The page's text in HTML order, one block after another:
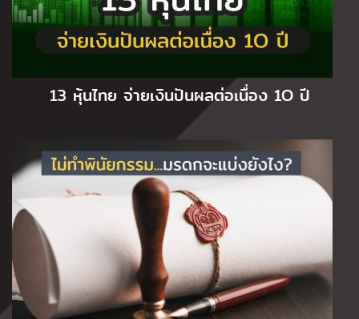
13 หุ้นไทย จ่ายเงินปันผลต่อเนื่อง 1O ปี